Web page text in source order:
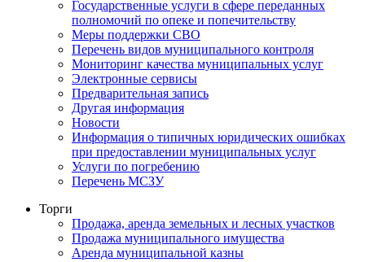
Государственные услуги в сфере переданных
полномочий по опеке и попечительству
Меры поддержки СВО
Перечень видов муниципального контроля
Мониторинг качества муниципальных услуг
Электронные сервисы
Предварительная запись
Другая информация
Новости
Информация о типичных юридических ошибках
при предоставлении муниципальных услуг
Услуги по погребению
Перечень МСЗУ
Торги
Продажа, аренда земельных и лесных участков
Продажа муниципального имущества
Аренда муниципальной казны